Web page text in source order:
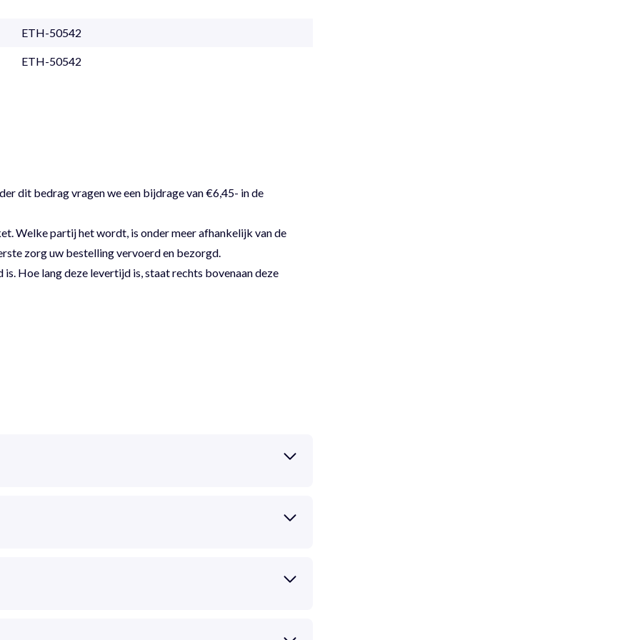
ETH-50542
ETH-50542
dit bedrag vragen we een bijdrage van €6,45- in de
Welke partij het wordt, is onder meer afhankelijk van de
zorg uw bestelling vervoerd en bezorgd.
Hoe lang deze levertijd is, staat rechts bovenaan deze